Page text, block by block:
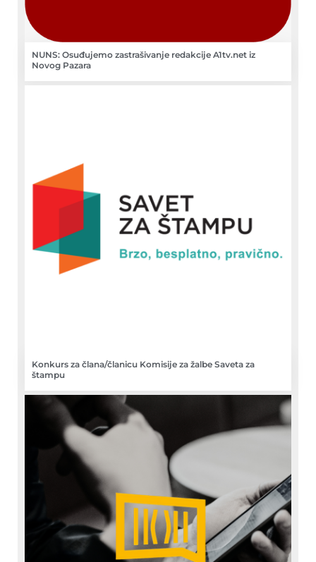
NUNS: Osuđujemo zastrašivanje redakcije A1tv.net iz
Novog Pazara
Konkurs za člana/članicu Komisije za žalbe Saveta za
štampu